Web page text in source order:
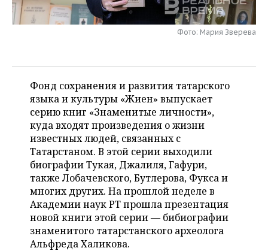
ONLINE-КОНФЕРЕНЦИИ
ХОККЕЙ
ВОЛЕЙБОЛ
КИБЕРСПОРТ
ФИГУРНОЕ КАТАНИЕ
ВОДНЫЕ ВИДЫ СПОРТА
ХОККЕЙ С МЯЧОМ
ВЛАСТЬ
ИСТОРИЯ
КУЛЬТУРА
МЕДИЦИНА
ОБРАЗОВАНИЕ
ПРОИСШЕСТВИЯ
СЮЖЕТЫ
СПИСОК ПЕРСОН
СПИСОК КОМПАНИЙ
ПОЛНАЯ ВЕРСИЯ
Фото: Мария Зверева
Фонд сохранения и развития татарского
языка и культуры «Жиен» выпускает
серию книг «Знаменитые личности»,
куда входят произведения о жизни
известных людей, связанных с
Татарстаном. В этой серии выходили
биографии Тукая, Джалиля, Гафури,
также Лобачевского, Бутлерова, Фукса и
многих других. На прошлой неделе в
Академии наук РТ прошла презентация
новой книги этой серии — бибиографии
знаменитого татарстанского археолога
Альфреда Халикова.